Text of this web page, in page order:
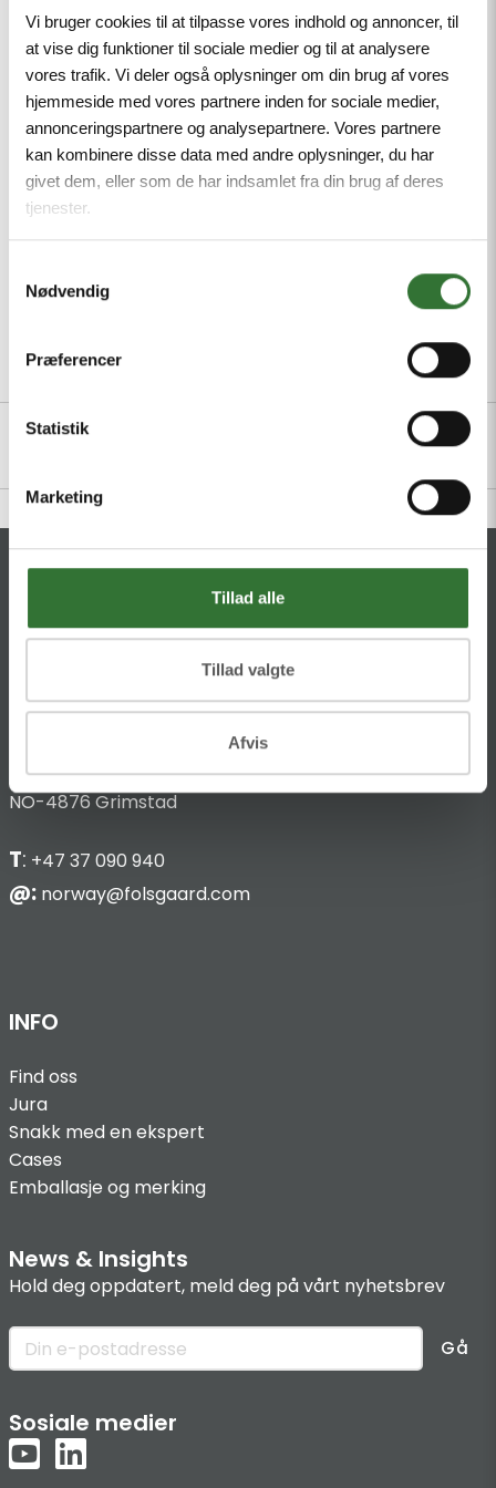
Vi bruger cookies til at tilpasse vores indhold og annoncer, til
at vise dig funktioner til sociale medier og til at analysere
vores trafik. Vi deler også oplysninger om din brug af vores
hjemmeside med vores partnere inden for sociale medier,
annonceringspartnere og analysepartnere. Vores partnere
kan kombinere disse data med andre oplysninger, du har
givet dem, eller som de har indsamlet fra din brug af deres
tjenester.
Nødvendig
Præferencer
Statistik
Marketing
Tillad alle
Tillad valgte
Afvis
increases productivity. For Standard, Heavy-
Standard, Light-Heavy, and Heavy Cross Section
Cable Ties. Red trigger handle and selector knob
with dark gray plastic housing. Weight, 11.9 ounces
(337.1 grams).
Package size: 1
Minimum order quantity: 1
KONTAKT
HQ:Theilgaards Torv 1
Bark Silas Vei 8
NO-4876 Grimstad
T: +47 37 090 940
@: norway@folsgaard.com
INFO
Find oss
Jura
Snakk med en ekspert
Cases
Emballasje og merking
News & Insights
Hold deg oppdatert, meld deg på vårt nyhetsbrev
Gå
Sosiale medier